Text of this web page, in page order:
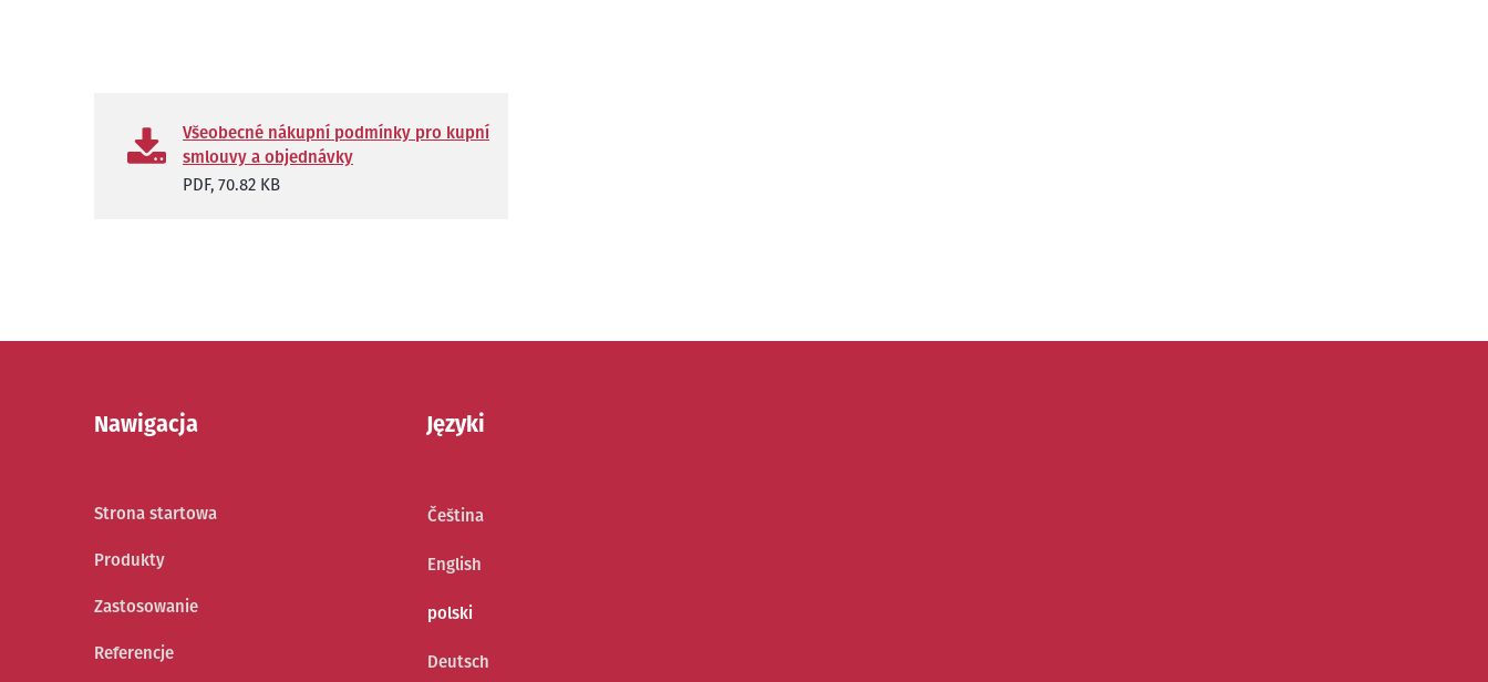
Všeobecné nákupní podmínky pro kupní
smlouvy a objednávky
PDF,70.82 KB
Nawigacja
Strona startowa
Produkty
Zastosowanie
Referencje
Języki
Čeština
English
polski
Deutsch